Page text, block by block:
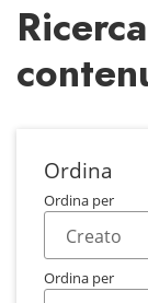
Ordina
Ordina per
Ordina per